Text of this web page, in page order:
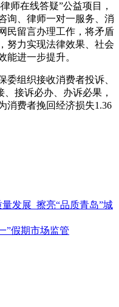
师在线答疑”公益项目，
询、律师一对一服务、消
民留言办理工作，将矛盾
努力实现法律效果、社会
能进一步提升。
委组织接收消费者投诉、
接诉必办、办诉必果，
消费者挽回经济损失1.36
量发展 擦亮“品质青岛”城
”假期市场监管